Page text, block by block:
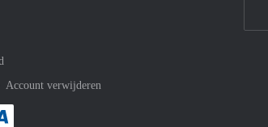
Account verwijderen
met Mastercardaf met Meastro